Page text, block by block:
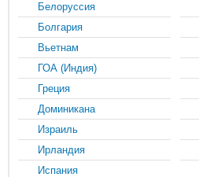
Белоруссия
Болгария
Вьетнам
ГОА (Индия)
Греция
Доминикана
Израиль
Ирландия
Испания